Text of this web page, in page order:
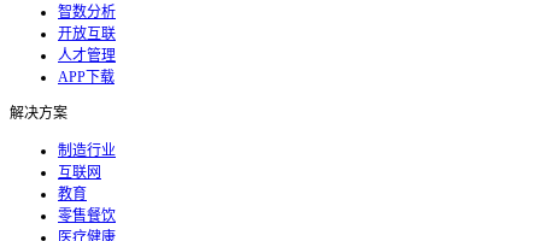
智数分析
开放互联
人才管理
APP下载
解决方案
制造行业
互联网
教育
零售餐饮